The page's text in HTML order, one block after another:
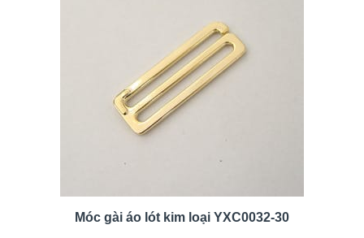
Móc gài áo lót kim loại YXC0032-30